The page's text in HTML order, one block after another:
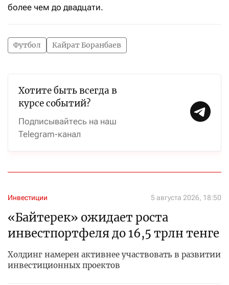
более чем до двадцати.
Футбол Кайрат Боранбаев
Хотите быть всегда в
курсе событий?
Подписывайтесь на наш
Telegram-канал
Инвестиции 5 августа 2026, 18:50
«Байтерек» ожидает роста
инвестпортфеля до 16,5 трлн тенге
Холдинг намерен активнее участвовать в развитии
инвестиционных проектов